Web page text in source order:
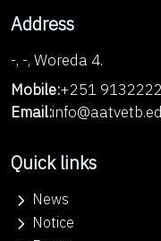
Address
-, -, Woreda 4.
Mobile:+251
Email:
Quick links
News
Notice